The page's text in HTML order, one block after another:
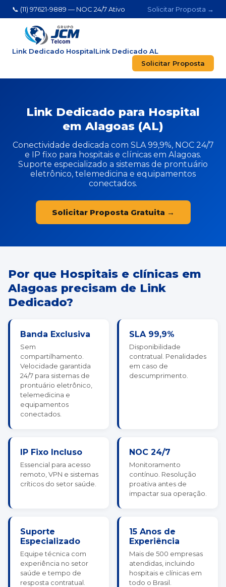
📞 (11) 97621-9889 — NOC 24/7 Ativo Solicitar Proposta →
Link Dedicado HospitalLink Dedicado AL
Solicitar Proposta
Link Dedicado para Hospital
em Alagoas (AL)
Conectividade dedicada com SLA 99,9%, NOC 24/7
e IP fixo para hospitais e clínicas em Alagoas.
Suporte especializado a sistemas de prontuário
eletrônico, telemedicina e equipamentos
conectados.
Solicitar Proposta Gratuita →
Por que Hospitais e clínicas em
Alagoas precisam de Link
Dedicado?
Banda Exclusiva
Sem
compartilhamento.
Velocidade garantida
24/7 para sistemas de
prontuário eletrônico,
telemedicina e
equipamentos
conectados.
SLA 99,9%
Disponibilidade
contratual. Penalidades
em caso de
descumprimento.
IP Fixo Incluso
Essencial para acesso
remoto, VPN e sistemas
críticos do setor saúde.
NOC 24/7
Monitoramento
contínuo. Resolução
proativa antes de
impactar sua operação.
Suporte
Especializado
Equipe técnica com
experiência no setor
saúde e tempo de
resposta contratual.
15 Anos de
Experiência
Mais de 500 empresas
atendidas, incluindo
hospitais e clínicas em
todo o Brasil.